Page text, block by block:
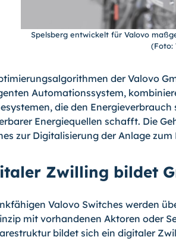
Spelsberg entwickelt für Valovo
(Foto:
der Valovo
Automationssystem,
die den
Energiequellen schafft. Die
zur Digitalisierung der Anlage zum
Zwilling bildet
Valovo Switches werden
mit vorhandenen Aktoren oder
bildet sich ein digitaler